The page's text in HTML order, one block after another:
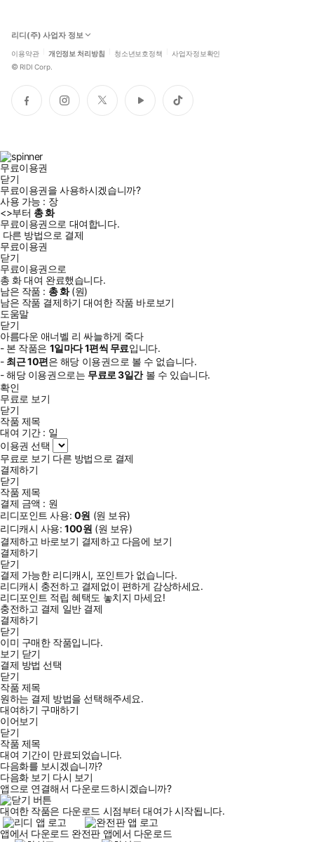
리디(주) 사업자 정보
이용약관 개인정보 처리방침 청소년보호정책 사업자정보확인
© RIDI Corp.
페
이
인
스
트
위
유
튜
틱
톡
무료이용권
닫기
무료이용권을 사용하시겠습니까?
사용 가능 : 장
<>부터 총화
무료이용권으로 대여합니다.
다른 방법으로 결제
무료이용권
닫기
무료이용권으로
총 화대여 완료했습니다.
남은 작품 : 총화(원)
남은 작품 결제하기 대여한 작품 바로보기
도움말
닫기
아름다운 애너벨 리 싸늘하게 죽다
- 본 작품은 1일마다1편씩 무료입니다.
- 최근10편은 해당 이용권으로 볼 수 없습니다.
- 해당 이용권으로는 무료로3일간볼 수 있습니다.
확인
무료로 보기
닫기
작품 제목
대여 기간 : 일
이용권 선택
무료로 보기 다른 방법으로 결제
결제하기
닫기
작품 제목
결제 금액 : 원
리디포인트 사용: 0원 (원 보유)
리디캐시 사용:100원 (원 보유)
결제하고 바로보기 결제하고 다음에 보기
결제하기
닫기
결제 가능한 리디캐시, 포인트가 없습니다.
리디캐시 충전하고 결제없이 편하게 감상하세요.
리디포인트 적립 혜택도 놓치지 마세요!
충전하고 결제 일반 결제
결제하기
닫기
이미 구매한 작품입니다.
보기 닫기
결제 방법 선택
닫기
작품 제목
원하는 결제 방법을 선택해주세요.
대여하기 구매하기
이어보기
닫기
작품 제목
대여 기간이 만료되었습니다.
다음화를 보시겠습니까?
다음화 보기 다시 보기
앱으로 연결해서 다운로드하시겠습니까?
대여한 작품은 다운로드 시점부터 대여가 시작됩니다.
앱에서 다운로드 완전판 앱에서 다운로드